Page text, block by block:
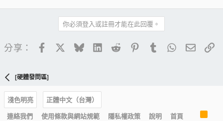
你必須登入或註冊才能在此回覆。
分享： FacebookBlueskyLinkedIn
Reddit PinterestTumblrWhatsApp
電子
[硬體發問區]
淺色明亮
正體中文（台灣）
連絡我們
使用條款與網站規範 隱私權政策 說明 首頁